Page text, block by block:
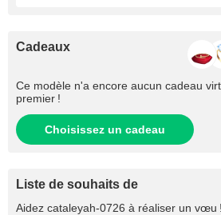
Cadeaux
Ce modèle n'a encore aucun cadeau
premier !
Choisissez un cadeau
Liste de souhaits de
Aidez cataleyah-0726 à réaliser un vœu !